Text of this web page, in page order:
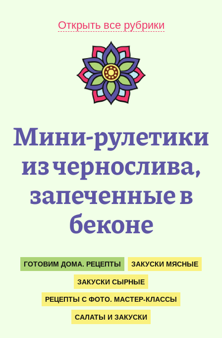
Открыть все рубрики
Мини-рулетики
из чернослива,
запеченные в
беконе
ГОТОВИМ ДОМА. РЕЦЕПТЫ ЗАКУСКИ МЯСНЫЕ
ЗАКУСКИ СЫРНЫЕ
РЕЦЕПТЫ С ФОТО. МАСТЕР-КЛАССЫ
САЛАТЫ И ЗАКУСКИ